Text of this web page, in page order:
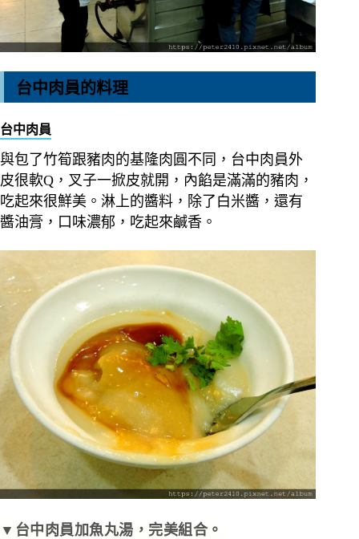
台中肉員的料理
台中肉員
與包了竹筍跟豬肉的基隆肉圓不同，台中肉員外
皮很軟Q，叉子一掀皮就開，內餡是滿滿的豬肉，
吃起來很鮮美。淋上的醬料，除了白米醬，還有
醬油膏，口味濃郁，吃起來鹹香。
▼台中肉員加魚丸湯，完美組合。